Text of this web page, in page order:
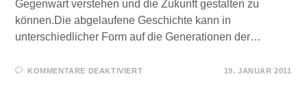
Gegenwart verstehen und die Zukunft gestalten zu
können.Die abgelaufene Geschichte kann in
unterschiedlicher Form auf die Generationen der…
KOMMENTARE DEAKTIVIERTFÜR
19. JANUAR 2011